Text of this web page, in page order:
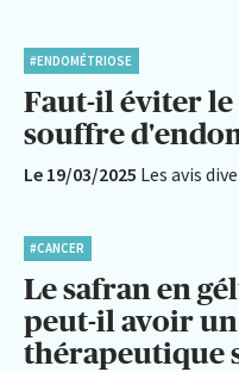
#ENDOMÉTRIOSE
Faut-il éviter le
souffre
Le 19/03/2025 Les avis
#CANCER
Le safran en
peut-il avoir
thérapeutique